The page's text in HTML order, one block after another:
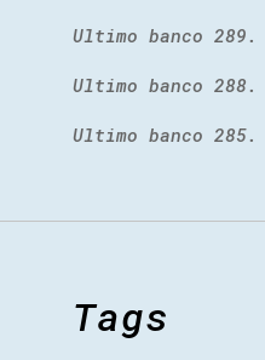
Ultimo banco
Ultimo banco
Ultimo banco 285.
Tags